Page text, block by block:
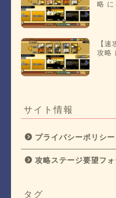
略 に
【
攻略
サイト情報
プライバシーポリシー
攻略ステージ要望フォ
タグ